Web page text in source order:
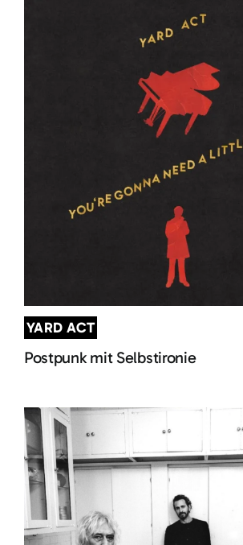
YARD ACT
Postpunk mit Selbstironie